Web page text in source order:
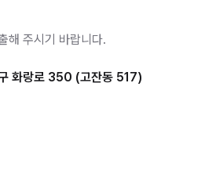
해 주시기 바랍니다.
화랑로 350 (고잔동 517)